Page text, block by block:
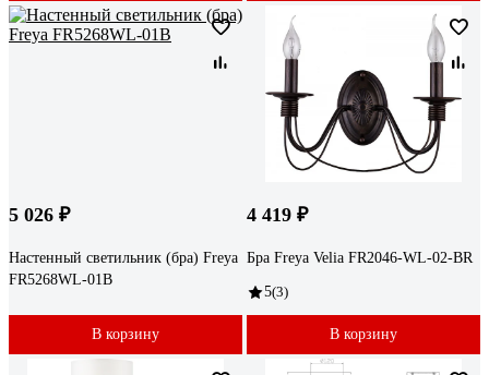
5 026 ₽
Настенный светильник (бра) Freya
FR5268WL-01B
В корзину
4 419 ₽
Бра Freya Velia FR2046-WL-02-BR
5(3)
В корзину